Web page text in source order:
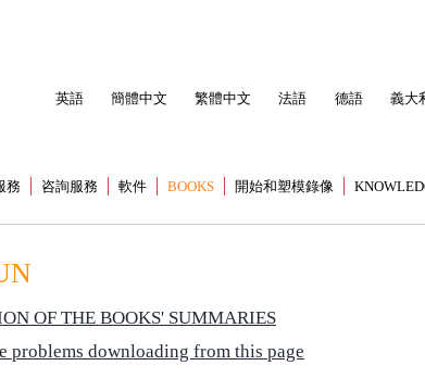
英語 簡體中文 繁體中文 法語 德語 義大
務 咨詢服務 軟件 BOOKS 開始和塑模錄像
OF THE BOOKS' SUMMARIES
problems downloading from this page